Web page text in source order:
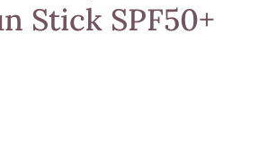
Stick SPF50+